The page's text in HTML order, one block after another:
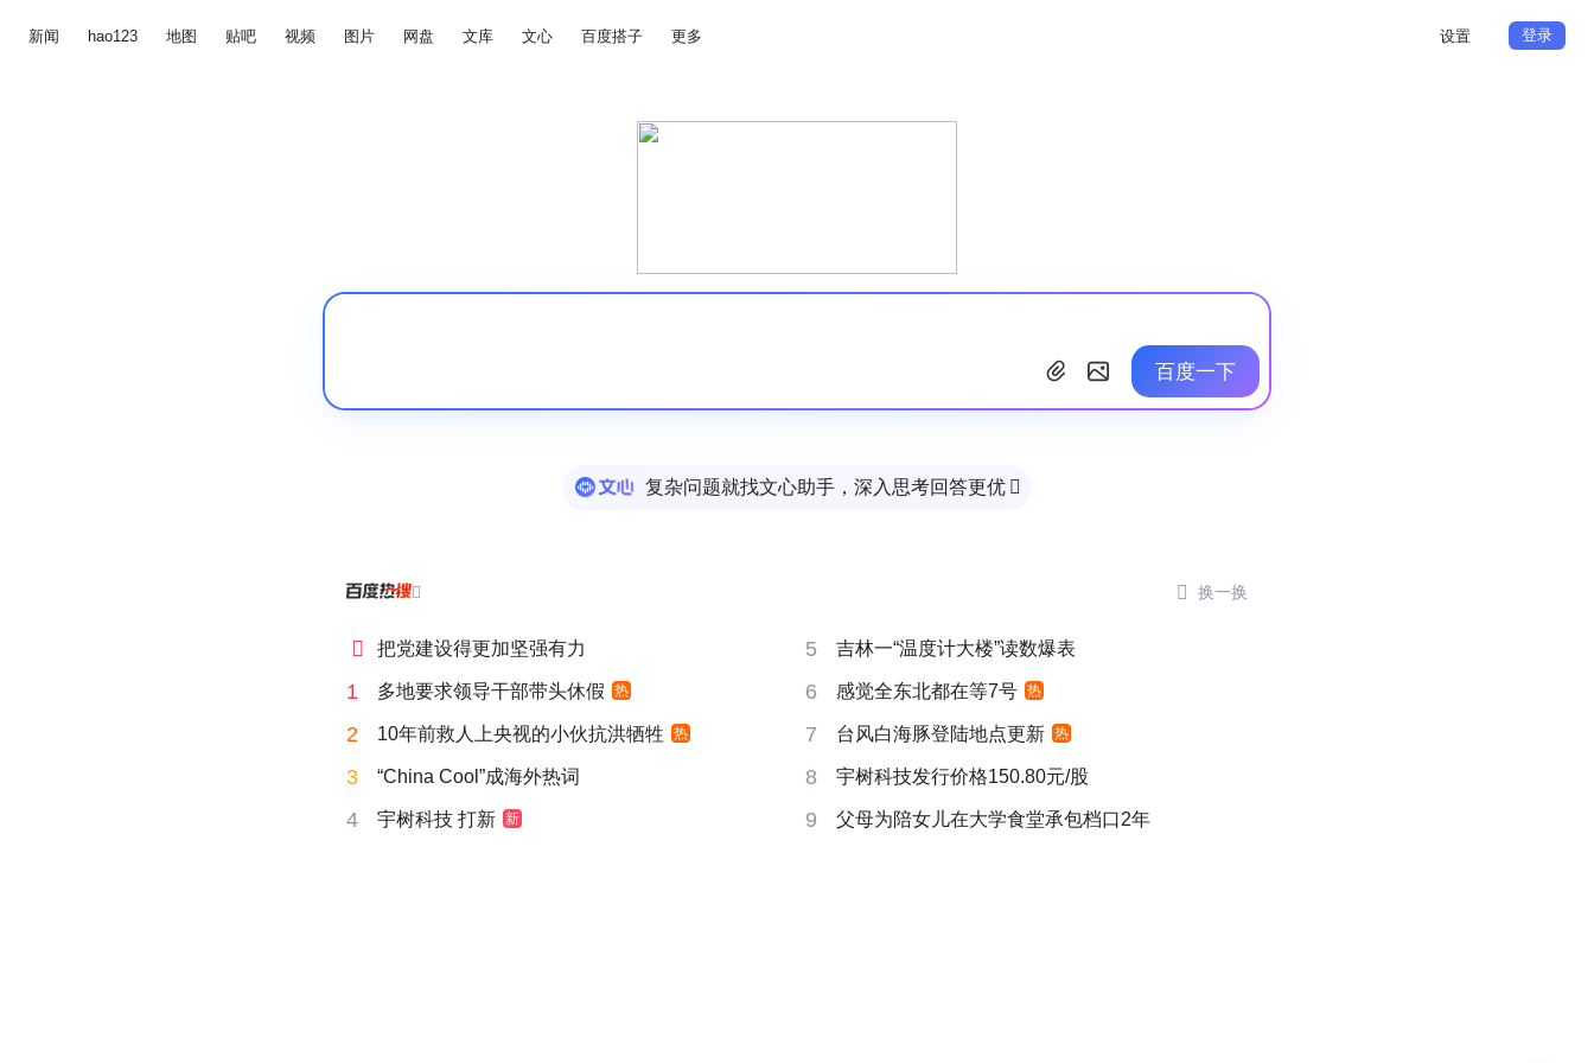
新闻 hao123 地图 贴吧 视频 图片 网盘 文库 文心 百度搭子 更多 设置 登录
百度一下
复杂问题就找文心助手，深入思考回答更优 
  换一换
 把党建设得更加坚强有力 5 吉林一“温度计大楼”读数爆表
1 多地要求领导干部带头休假 热 6 感觉全东北都在等7号 热
2 10年前救人上央视的小伙抗洪牺牲 热 7 台风白海豚登陆地点更新 热
3 “China Cool”成海外热词 8 宇树科技发行价格150.80元/股
4 宇树科技 打新 新 9 父母为陪女儿在大学食堂承包档口2年